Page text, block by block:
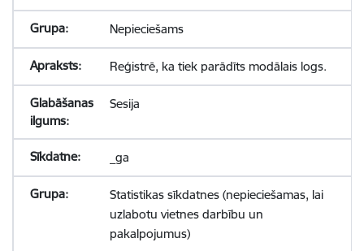
Nepieciešams
Reģistrē, ka tiek parādīts modālais logs.
Sesija
_ga
Statistikas sīkdatnes (nepieciešamas, lai
uzlabotu vietnes darbību un
pakalpojumus)